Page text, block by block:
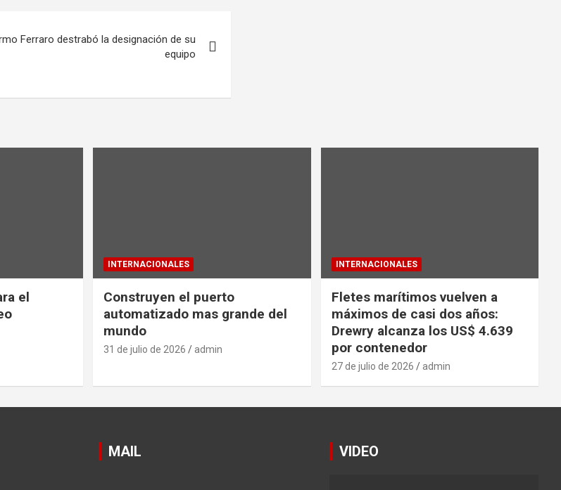
Ferraro destrabó la designación de su
equipo
el
INTERNACIONALES
Construyen el puerto
automatizado mas grande del
mundo
31 de julio de 2026 admin
INTERNACIONALES
Fletes marítimos vuelven a
máximos de casi dos años:
Drewry alcanza los US$ 4.639
por contenedor
27 de julio de 2026 admin
MAIL VIDEO